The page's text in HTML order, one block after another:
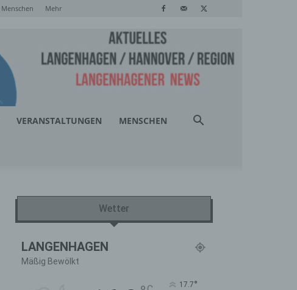
Menschen Mehr
VERANSTALTUNGEN MENSCHEN
Wetter
LANGENHAGEN
Mäßig Bewölkt
17.7°